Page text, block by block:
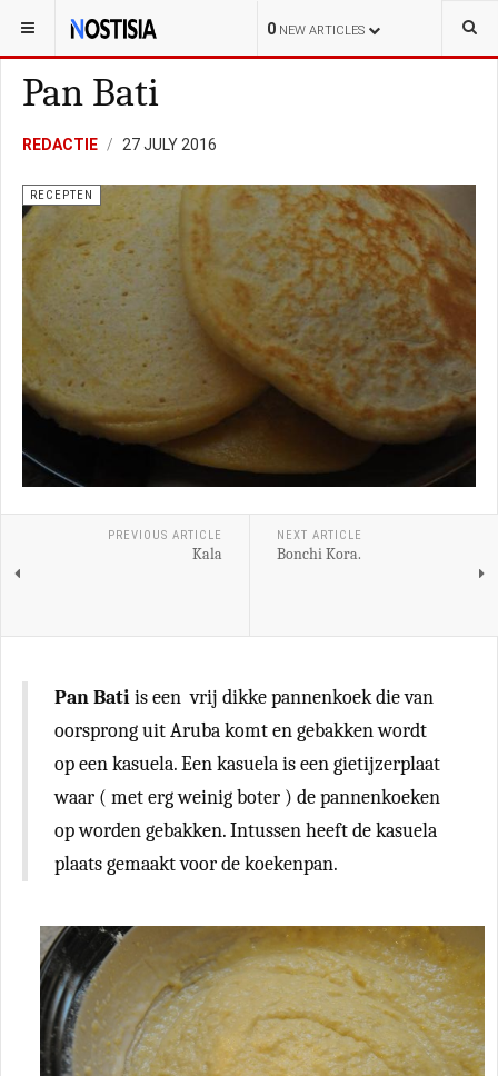
0 NEW ARTICLES
YOU ARE HERE: LIFESTYLE RECEPTEN
Pan Bati
REDACTIE 27 JULY 2016
RECEPTEN
PREVIOUS ARTICLE
Kala
NEXT ARTICLE
Bonchi Kora.
Pan Batiis een vrij dikke pannenkoek die van
oorsprong uit Aruba komt en gebakken wordt
op een kasuela. Een kasuela is een gietijzerplaat
waar ( met erg weinig boter ) de pannenkoeken
op worden gebakken. Intussen heeft de kasuela
plaats gemaakt voor de koekenpan.